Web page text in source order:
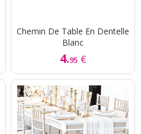
Chemin De Table En Dentelle
Blanc
4.95 €